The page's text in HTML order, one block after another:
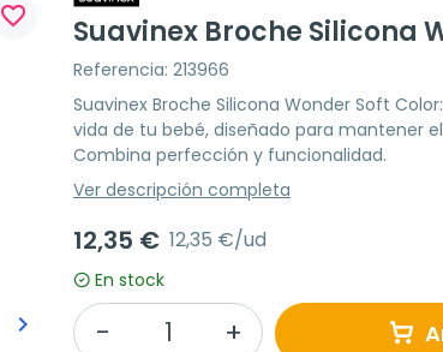
Siguiente
keyboard_arrow_right
favorite_border Suavinex Broche Silicona
Referencia: 213966
Suavinex Broche Silicona Wonder Soft
vida de tu bebé, diseñado para mantener
Combina perfección y funcionalidad.
Ver descripción completa
12,35 € 12,35 €/ud
En stock